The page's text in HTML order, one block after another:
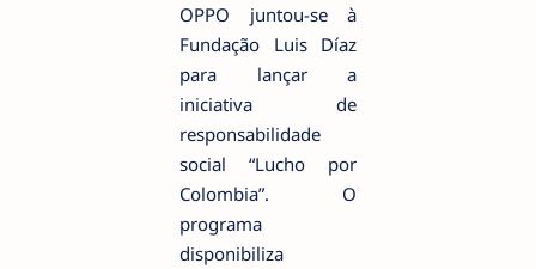
OPPO juntou-se à
Fundação Luis Díaz
para lançar a
iniciativa de
responsabilidade
social “Lucho por
Colombia”. O
programa
disponibiliza